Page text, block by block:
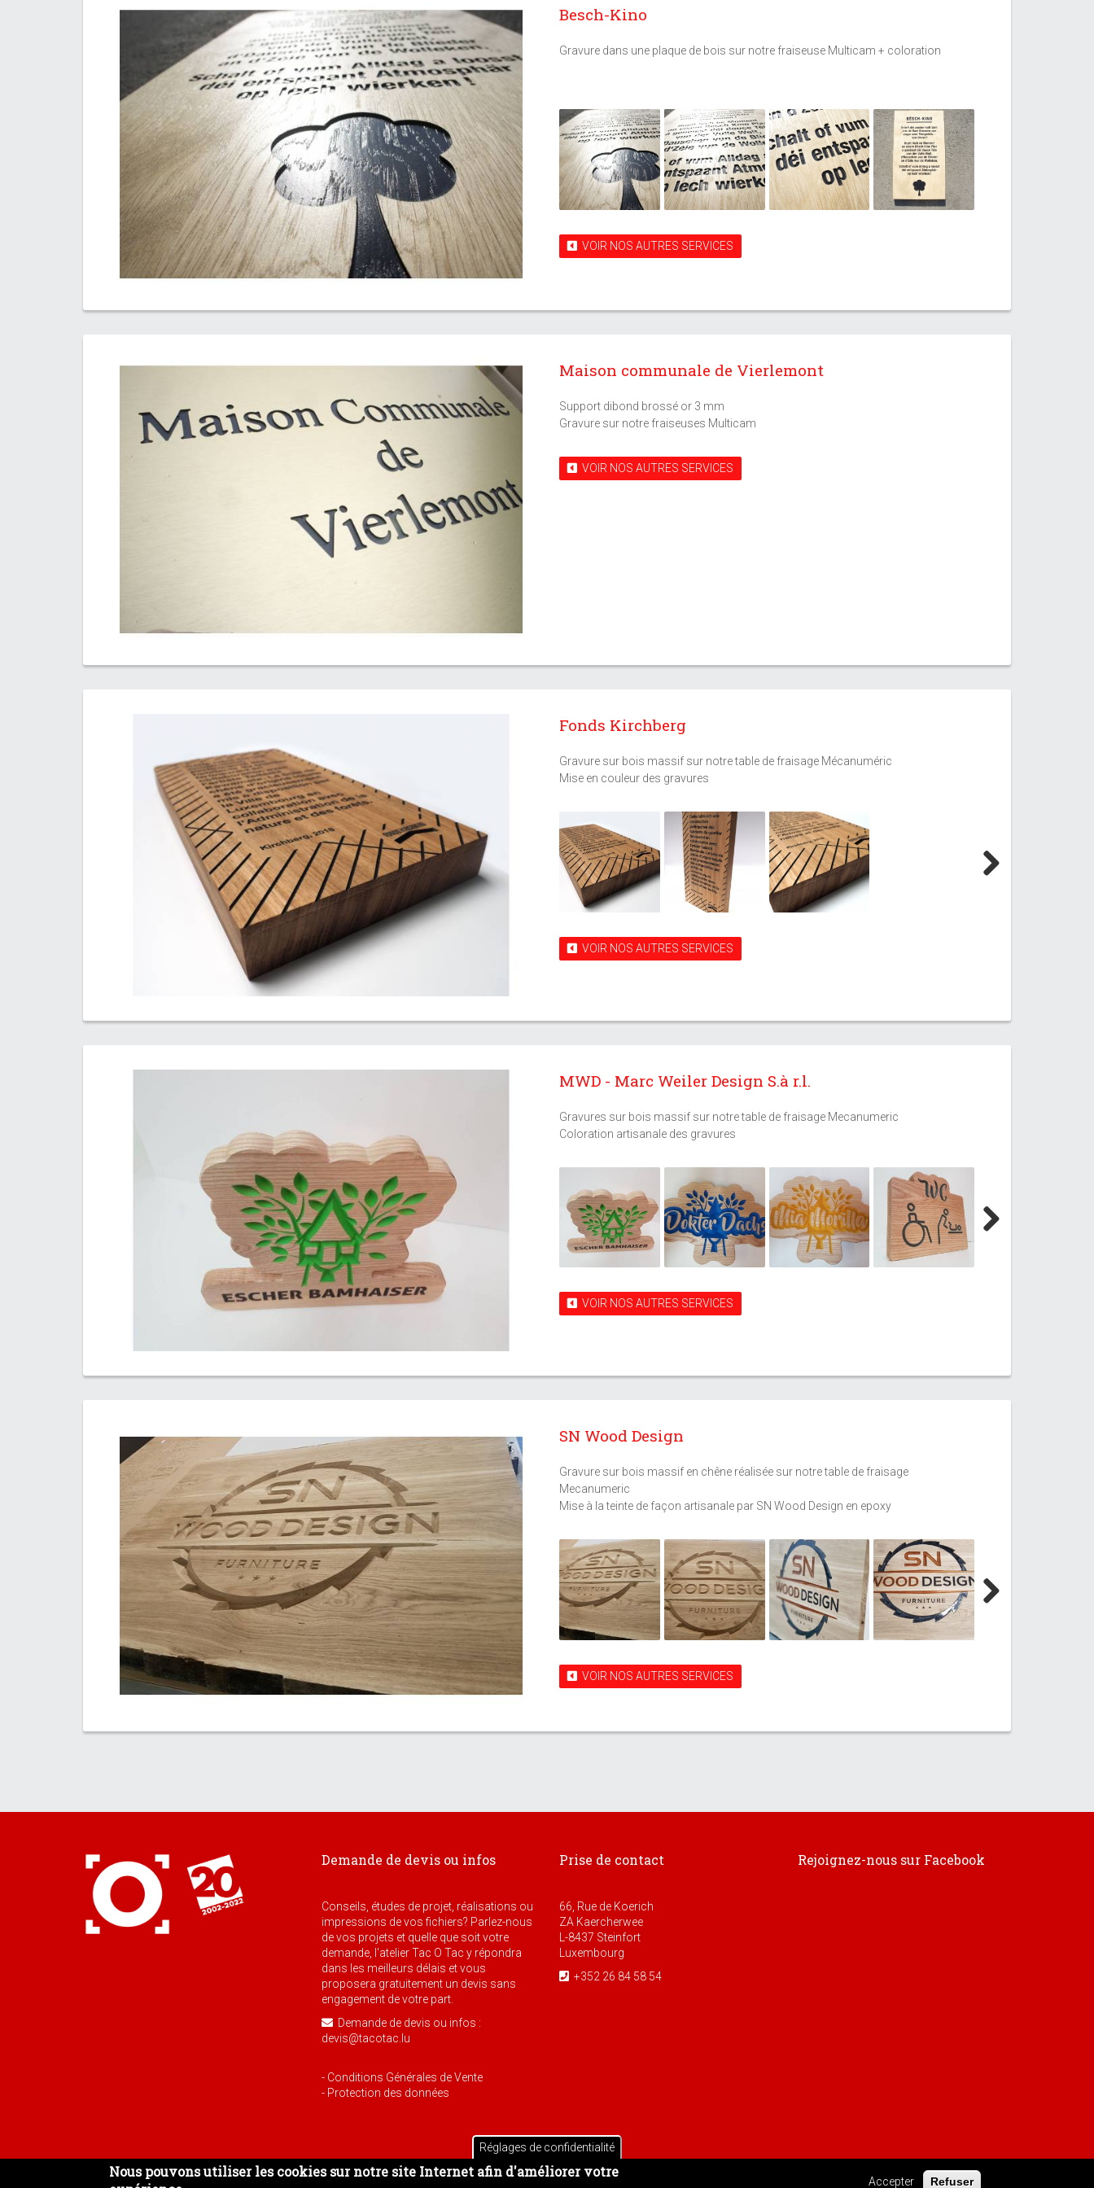
Besch-Kino
Gravure dans une plaque de bois sur notre fraiseuse Multicam + coloration
VOIR NOS AUTRES SERVICES
Maison communale de Vierlemont
Support dibond brossé or 3 mm
Gravure sur notre fraiseuses Multicam
VOIR NOS AUTRES SERVICES
Fonds Kirchberg
Gravure sur bois massif sur notre table de fraisage Mécanuméric
Mise en couleur des gravures
VOIR NOS AUTRES SERVICES
MWD - Marc Weiler Design S.à r.l.
Gravures sur bois massif sur notre table de fraisage Mecanumeric
Coloration artisanale des gravures
VOIR NOS AUTRES SERVICES
SN Wood Design
Gravure sur bois massif en chêne réalisée sur notre table de fraisage
Mecanumeric
Mise à la teinte de façon artisanale par SN Wood Design en epoxy
VOIR NOS AUTRES SERVICES
Demande de devis ou infos
Conseils, études de projet, réalisations ou
impressions de vos fichiers? Parlez-nous
de vos projets et quelle que soit votre
demande, l'atelier Tac O Tac y répondra
dans les meilleurs délais et vous
proposera gratuitement un devis sans
engagement de votre part.
Demande de devis ou infos :
devis@tacotac.lu
- Conditions Générales de Vente
- Protection des données
Prise de contact
66, Rue de Koerich
ZA Kaercherwee
L-8437 Steinfort
Luxembourg
+352 26 84 58 54
Rejoignez-nous sur Facebook
Réglages de confidentialité
Nous pouvons utiliser les cookies sur notre site Internet afin d'améliorer votre
Accepter Refuser